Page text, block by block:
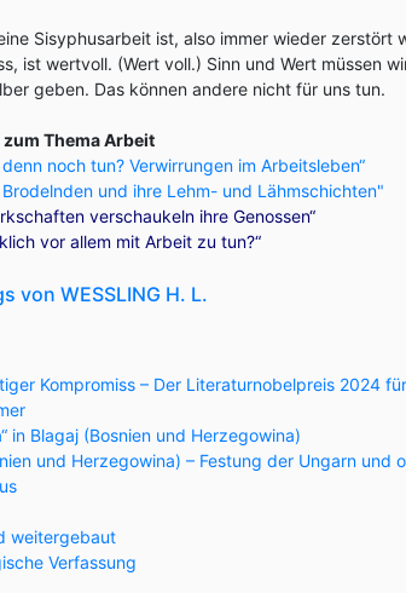
Sisyphusarbeit ist, also immer wieder zerstört
ist wertvoll. (Wert voll.) Sinn und Wert müssen
geben. Das können andere nicht für uns tun.
Thema Arbeit
denn noch tun? Verwirrungen im Arbeitsleben“
und ihre Lehm- und Lähmschichten"
verschaukeln ihre Genossen“
vor allem mit Arbeit zu tun?“
von WESSLING H. L.
Kompromiss – Der Literaturnobelpreis 2024
in Blagaj (Bosnien und Herzegowina)
und Herzegowina) – Festung der Ungarn und
weitergebaut
Verfassung